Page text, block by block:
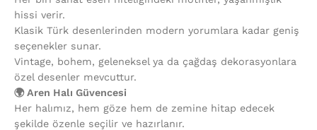
hissi verir.
Klasik Türk desenlerinden modern yorumlara kadar geniş
seçenekler sunar.
Vintage, bohem, geleneksel ya da çağdaş dekorasyonlara
özel desenler mevcuttur.
🌍 Aren Halı Güvencesi
Her halımız, hem göze hem de zemine hitap edecek
şekilde özenle seçilir ve hazırlanır.